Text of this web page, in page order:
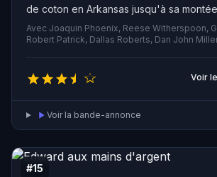
de coton en Arkansas jusqu'à sa
avec Sun Records à Memphis, où il a
côtés d'Elvis Presley, Jerry Lee Lewis et
Avec Joaquin Phoenix, Reese Witherspoon,
Robert Patrick, Dallas Roberts, Dan John
Voir
Voir la bande-annonce
#15